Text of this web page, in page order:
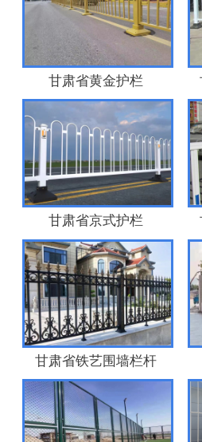
甘肃省黄金护栏
甘肃省京式护栏
甘肃省铁艺围墙栏杆